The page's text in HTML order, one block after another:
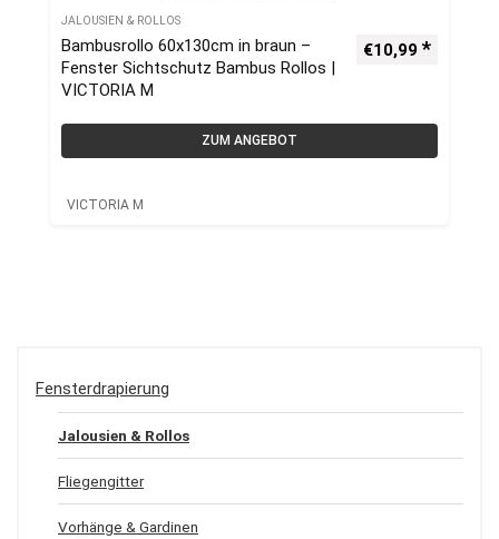
JALOUSIEN & ROLLOS
Bambusrollo 60x130cm in braun –
Fenster Sichtschutz Bambus Rollos |
VICTORIA M
€10,99
ZUM ANGEBOT
VICTORIA M
Fensterdrapierung
Jalousien & Rollos
Fliegengitter
Vorhänge & Gardinen